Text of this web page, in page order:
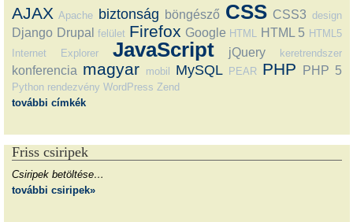
AJAX Apache biztonság böngésző CSS CSS3 design
Django Drupal felület Firefox Google HTML HTML 5 HTML5
Internet Explorer
JavaScript jQuery keretrendszer
konferencia magyar mobil MySQL PEAR PHP PHP 5
Python rendezvény WordPress Zend
további címkék
Friss csiripek
Csiripek betöltése…
további csiripek»